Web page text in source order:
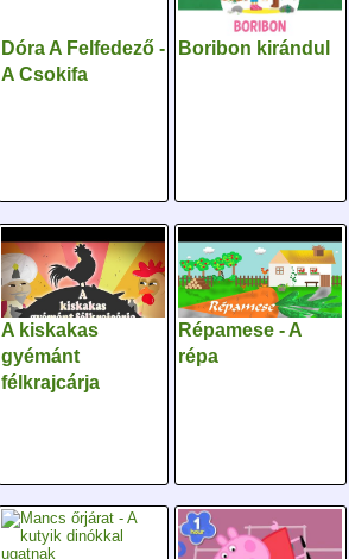
Dóra A Felfedező -
A Csokifa
Boribon kirándul
A kiskakas
gyémánt
félkrajcárja
Répamese - A
répa